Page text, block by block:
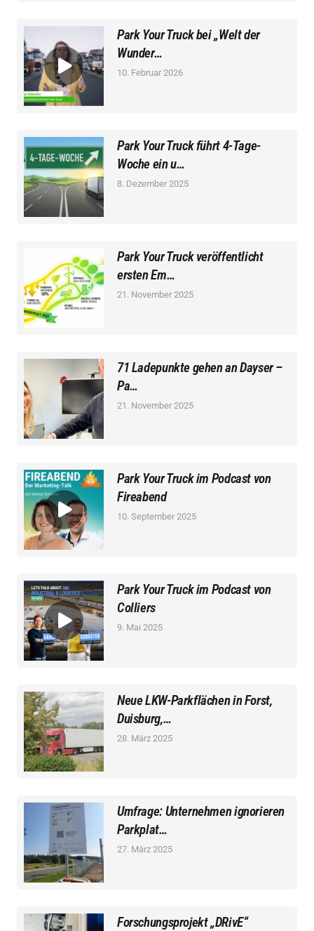
Park Your Truck bei „Welt der
Wunder…
10. Februar 2026
Park Your Truck führt 4-Tage-
Woche ein u…
8. Dezember 2025
Park Your Truck veröffentlicht
ersten Em…
21. November 2025
71 Ladepunkte gehen an Dayser –
Pa…
21. November 2025
Park Your Truck im Podcast von
Fireabend
10. September 2025
Park Your Truck im Podcast von
Colliers
9. Mai 2025
Neue LKW-Parkflächen in Forst,
Duisburg,…
28. März 2025
Umfrage: Unternehmen ignorieren
Parkplat…
27. März 2025
Forschungsprojekt „DRivE“